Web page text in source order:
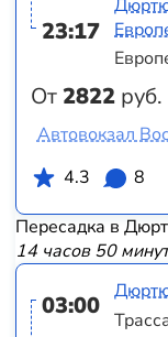
23:17
От2822 руб.
Автовокзал
4.3
8
Пересадка в
14 часов 50 минут
03:00